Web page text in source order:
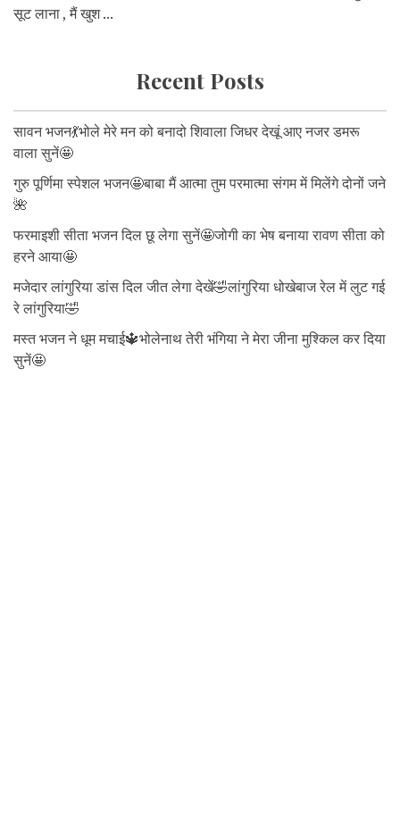
सूट लाना , मैं खुश ...
Recent Posts
सावन भजन💃भोले मेरे मन को बनादो शिवाला जिधर देखूं आए नजर डमरू
वाला सुनें🤩
गुरु पूर्णिमा स्पेशल भजन🤩बाबा मैं आत्मा तुम परमात्मा संगम में मिलेंगे दोनों जने
🌺
फरमाइशी सीता भजन दिल छू लेगा सुनें🤩जोगी का भेष बनाया रावण सीता को
हरने आया🤩
मजेदार लांगुरिया डांस दिल जीत लेगा देखें🤣लांगुरिया धोखेबाज रेल में लुट गई
रे लांगुरिया🤣
मस्त भजन ने धूम मचाई🔱भोलेनाथ तेरी भंगिया ने मेरा जीना मुश्किल कर दिया
सुनें🤩